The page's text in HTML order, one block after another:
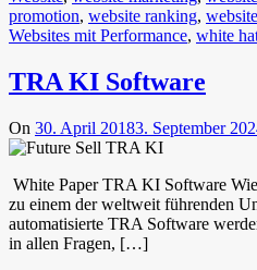
promotion, website ranking,
Websites mit Performance, white
TRA KI Software
On 30. April 20183. September
White Paper TRA KI Software
zu einem der weltweit führenden
automatisierte TRA Software
in allen Fragen, […]